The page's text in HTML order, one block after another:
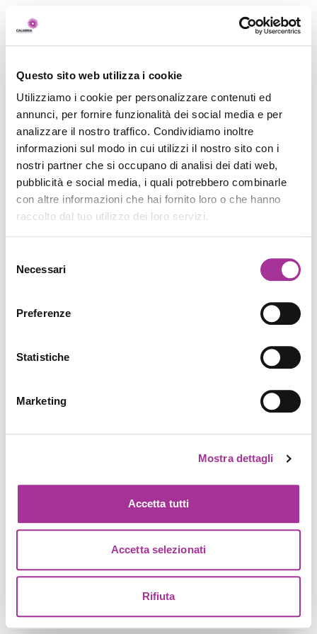
Questo sito web utilizza i cookie
Utilizziamo i cookie per personalizzare contenuti ed
annunci, per fornire funzionalità dei social media e per
analizzare il nostro traffico. Condividiamo inoltre
informazioni sul modo in cui utilizzi il nostro sito con i
nostri partner che si occupano di analisi dei dati web,
pubblicità e social media, i quali potrebbero combinarle
con altre informazioni che hai fornito loro o che hanno
raccolto dal tuo utilizzo dei loro servizi.
delNecessari
Preferenze
Statistiche
Marketing
Mostra dettagli
Accetta tutti
Accetta selezionati
Rifiuta